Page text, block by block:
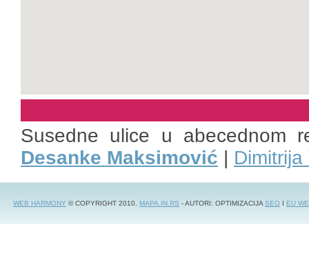
Susedne ulice u abecednom
Desanke Maksimović |
WEB HARMONY © COPYRIGHT 2010. MAPA.IN.RS - AUTORI: OPTIMIZACIJA SEO I EU